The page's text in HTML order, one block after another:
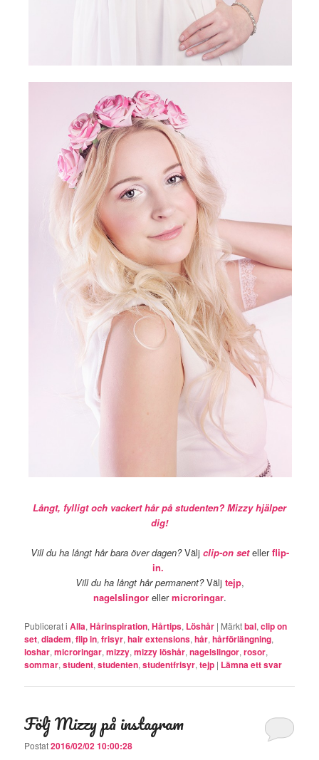
Långt, fylligt och vackert hår på studenten? Mizzy hjälper
dig!
Vill du ha långt hår bara över dagen?Välj clip-on set ellerflip-
in.
Vill du ha långt hår permanent?Välj tejp,
nagelslingorellermicroringar.
Publicerat i Alla,Hårinspiration,Hårtips, Löshår | Märktbal,clip on
set,diadem,flip in,frisyr,hair extensions,hår,hårförlängning,
loshar,microringar,mizzy,mizzy löshår,nagelslingor,rosor,
sommar,student,studenten,studentfrisyr,tejp | Lämna ett svar
Följ Mizzy på instagram
Postat2016/02/02 10:00:28